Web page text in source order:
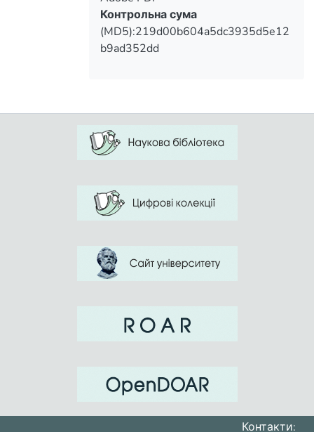
Контрольна сума
(MD5):219d00b604a5dc3935d5e12
b9ad352dd
Контакти: